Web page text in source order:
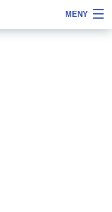
MENY